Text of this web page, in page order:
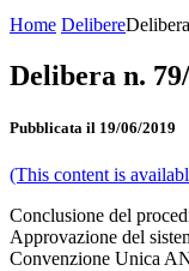
Home Delibere
Delibera n.
Pubblicata il 19/06/2019
(This content is
Conclusione del
Approvazione del
Convenzione Unica